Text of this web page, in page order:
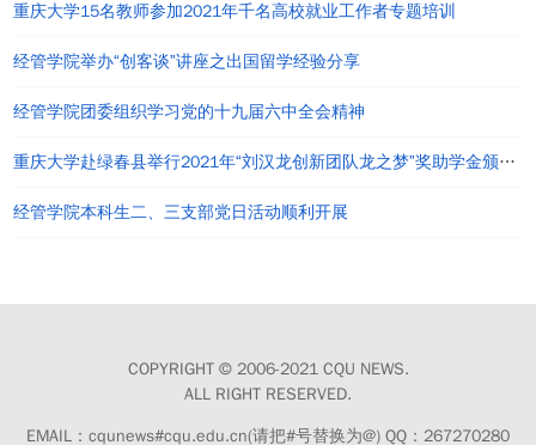
重庆大学15名教师参加2021年千名高校就业工作者专题培训
经管学院举办“创客谈”讲座之出国留学经验分享
经管学院团委组织学习党的十九届六中全会精神
重庆大学赴绿春县举行2021年“刘汉龙创新团队龙之梦”奖助学金颁发仪式
经管学院本科生二、三支部党日活动顺利开展
COPYRIGHT © 2006-2021 CQU NEWS.
ALL RIGHT RESERVED.
EMAIL：cqunews#cqu.edu.cn(请把#号替换为@) QQ：267270280